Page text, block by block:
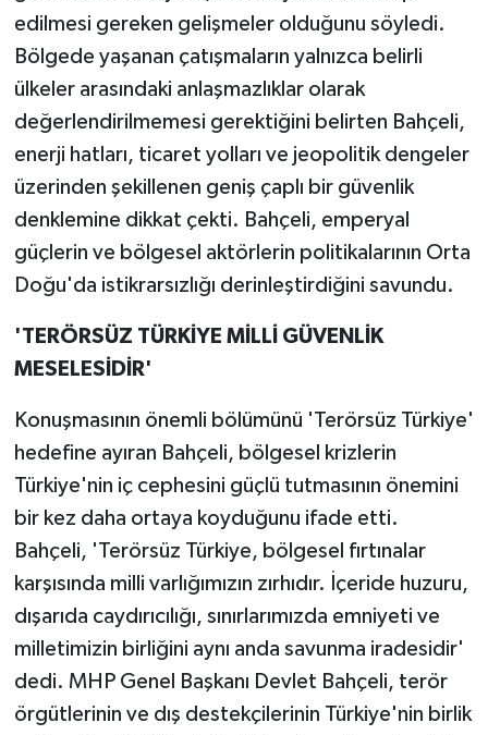
edilmesi gereken gelişmeler olduğunu söyledi.
Bölgede yaşanan çatışmaların yalnızca belirli
ülkeler arasındaki anlaşmazlıklar olarak
değerlendirilmemesi gerektiğini belirten Bahçeli,
enerji hatları, ticaret yolları ve jeopolitik dengeler
üzerinden şekillenen geniş çaplı bir güvenlik
denklemine dikkat çekti. Bahçeli, emperyal
güçlerin ve bölgesel aktörlerin politikalarının Orta
Doğu'da istikrarsızlığı derinleştirdiğini savundu.
'TERÖRSÜZ TÜRKİYE MİLLİ GÜVENLİK
MESELESİDİR'
Konuşmasının önemli bölümünü 'Terörsüz Türkiye'
hedefine ayıran Bahçeli, bölgesel krizlerin
Türkiye'nin iç cephesini güçlü tutmasının önemini
bir kez daha ortaya koyduğunu ifade etti.
Bahçeli, 'Terörsüz Türkiye, bölgesel fırtınalar
karşısında milli varlığımızın zırhıdır. İçeride huzuru,
dışarıda caydırıcılığı, sınırlarımızda emniyeti ve
milletimizin birliğini aynı anda savunma iradesidir'
dedi. MHP Genel Başkanı Devlet Bahçeli, terör
örgütlerinin ve dış destekçilerinin Türkiye'nin birlik